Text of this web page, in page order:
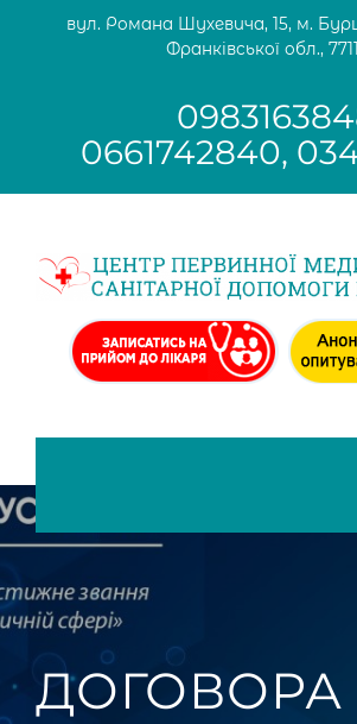
вул. Романа Шухевича, 15, м.
Франківської обл.,
0661742840,
ДОГОВОРА